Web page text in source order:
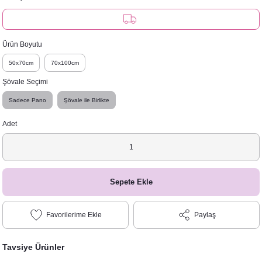
Ürün Boyutu
50x70cm 70x100cm
Şövale Seçimi
Sadece Pano Şövale ile Birlikte
Adet
Sepete Ekle
Paylaş
Tavsiye Ürünler